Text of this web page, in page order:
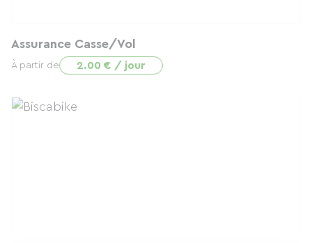
Assurance Casse/Vol
À partir de 2.00 € / jour